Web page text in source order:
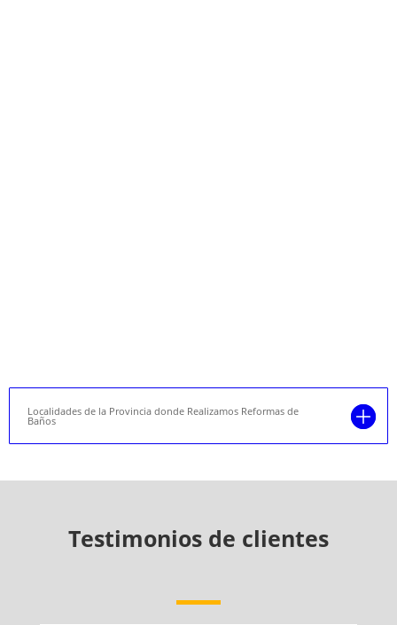
Localidades de la Provincia donde Realizamos Reformas de
Baños
Testimonios de clientes